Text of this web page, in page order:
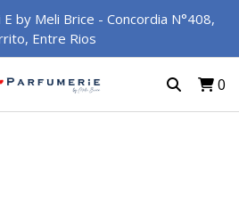
E by Meli Brice - Concordia N°408,
Entre Rios
0